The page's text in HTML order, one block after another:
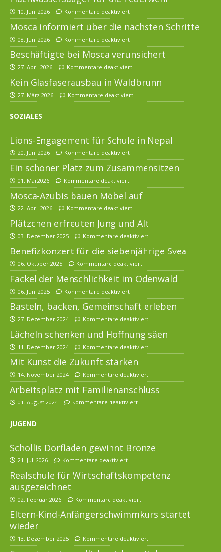
10. Juni 2026 Kommentare deaktiviert
Mosca informiert über die nächsten Schritte
08. Juni 2026 Kommentare deaktiviert
Beschäftigte bei Mosca verunsichert
27. April 2026 Kommentare deaktiviert
Kein Glasfaserausbau in Waldbrunn
27. März 2026 Kommentare deaktiviert
SOZIALES
Lions-Engagement für Schule in Nepal
20. Juni 2026 Kommentare deaktiviert
Ein schöner Platz zum Zusammensitzen
01. Mai 2026 Kommentare deaktiviert
Mosca-Azubis bauen Möbel auf
22. April 2026 Kommentare deaktiviert
Plätzchen erfreuten Jung und Alt
03. Dezember 2025 Kommentare deaktiviert
Benefizkonzert für die siebenjährige Svea
06. Oktober 2025 Kommentare deaktiviert
Fackel der Menschlichkeit im Odenwald
06. Juni 2025 Kommentare deaktiviert
Basteln, backen, Gemeinschaft erleben
27. Dezember 2024 Kommentare deaktiviert
Lächeln schenken und Hoffnung säen
11. Dezember 2024 Kommentare deaktiviert
Mit Kunst die Zukunft stärken
14. November 2024 Kommentare deaktiviert
Arbeitsplatz mit Familienanschluss
01. August 2024 Kommentare deaktiviert
JUGEND
Schollis Dorfladen gewinnt Bronze
21. Juli 2026 Kommentare deaktiviert
Realschule für Wirtschaftskompetenz
ausgezeichnet
02. Februar 2026 Kommentare deaktiviert
Eltern-Kind-Anfängerschwimmkurs startet
wieder
13. Dezember 2025 Kommentare deaktiviert